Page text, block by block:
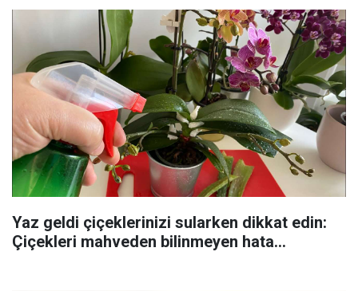
Yaz geldi çiçeklerinizi sularken dikkat edin:
Çiçekleri mahveden bilinmeyen hata...